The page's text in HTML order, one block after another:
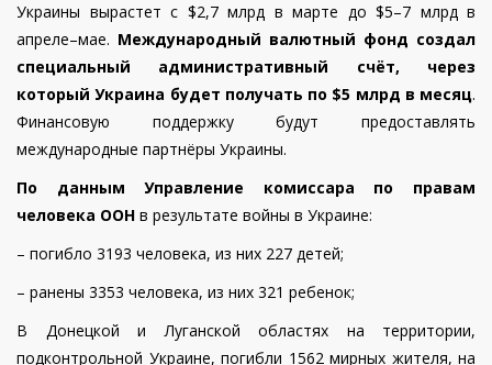
Украины вырастет с $2,7 млрд в марте до $5–7 млрд в
апреле–мае. Международный валютный фонд создал
специальный административный счёт, через
который Украина будет получать по $5 млрд в месяц.
Финансовую поддержку будут предоставлять
международные партнёры Украины.
По данным Управление комиссара по правам
человека ООН в результате войны в Украине:
– погибло 3193 человека, из них 227 детей;
– ранены 3353 человека, из них 321 ребенок;
В Донецкой и Луганской областях на территории,
подконтрольной Украине, погибли 1562 мирных жителя, на